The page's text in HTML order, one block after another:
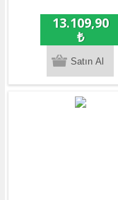
13.109,90
₺